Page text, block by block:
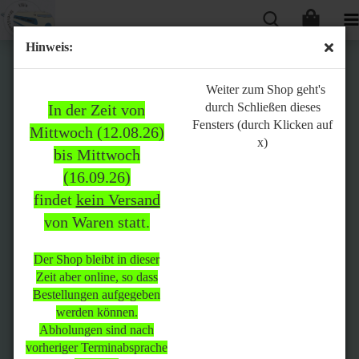
Hinweis:
In der Zeit von
Mittwoch (12.08.26)
bis Mittwoch
(16.09.26)
findet kein Versand
von Waren statt.
Der Shop bleibt in dieser
Zeit aber online, so dass
Bestellungen aufgegeben
werden können.
Abholungen sind nach
vorheriger Terminabsprache
Weiter zum Shop geht's
durch Schließen dieses
Fensters (durch Klicken auf
x)
Bitte
beachten:
In der Zeit von Mittwoch
(12.08.26) bis Mittwoch
(16.09.26)
statt.
Der Shop bleibt in dieser Zeit
aber online, so dass
Bestellungen aufgegeben
werden können.